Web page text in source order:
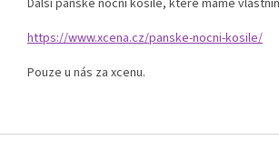
Další pánské noční košile, které máme
https://www.xcena.cz/panske-nocni-kosile/
Pouze u nás za xcenu.